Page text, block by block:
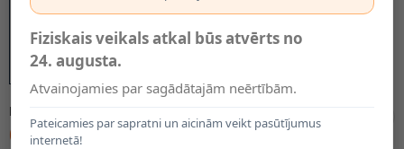
MODELIS:
6.09€
Fiziskais veikals atkal būs atvērts no
24. augusta.
Atvainojamies par sagādātajām neērtībām.
Pateicamies par sapratni un aicinām veikt pasūtījumus
internetā!